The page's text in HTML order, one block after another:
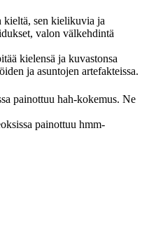
kieltä, sen kielikuvia ja
valon välkehdintä
kielensä ja kuvastonsa
ja asuntojen artefakteissa.
painottuu hah-kokemus. Ne
painottuu hmm-